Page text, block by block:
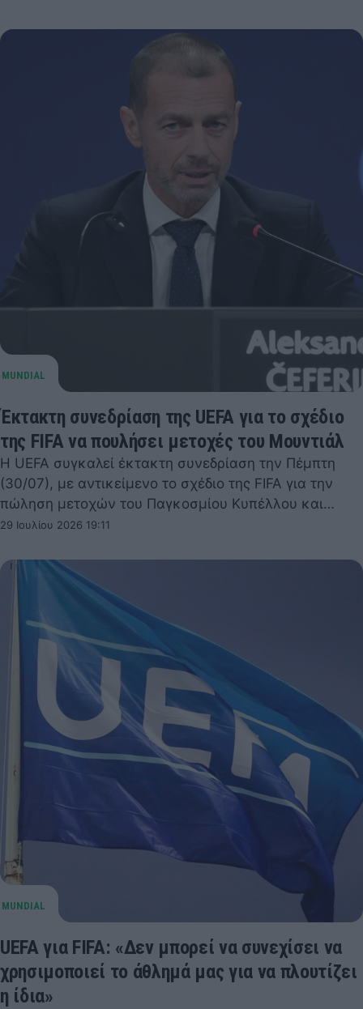
Έκτακτη συνεδρίαση της UEFA για το σχέδιο
της FIFA να πουλήσει μετοχές του Μουντιάλ
Η UEFA συγκαλεί έκτακτη συνεδρίαση την Πέμπτη
(30/07), με αντικείμενο το σχέδιο της FIFA για την
πώληση μετοχών του Παγκοσμίου Κυπέλλου και…
29 Ιουλίου 2026 19:11
UEFA για FIFA: «Δεν μπορεί να συνεχίσει να
χρησιμοποιεί το άθλημά μας για να πλουτίζει
η ίδια»